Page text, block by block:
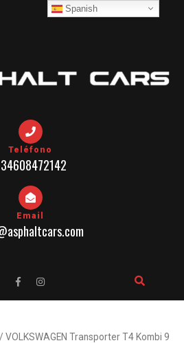
Teléfono
Email
/ VOLKSWAGEN Transporter T4 Kombi 9
Spanish